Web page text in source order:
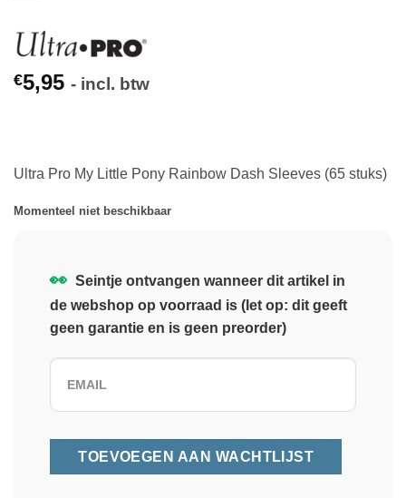
€5,95 - incl. btw
Ultra Pro My Little Pony Rainbow Dash Sleeves (65 stuks)
Momenteel niet beschikbaar
👀 Seintje ontvangen wanneer dit artikel in
de webshop op voorraad is (let op: dit geeft
geen garantie en is geen preorder)